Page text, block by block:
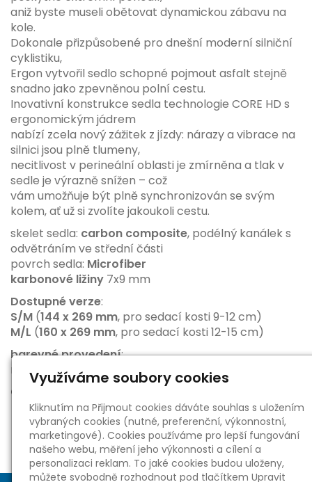
aniž byste museli obětovat dynamickou zábavu na
kole.
Dokonale přizpůsobené pro dnešní moderní silniční
cyklistiku,
Ergon vytvořil sedlo schopné pojmout asfalt stejně
snadno jako zpevněnou polní cestu.
Inovativní konstrukce sedla technologie CORE HD s
ergonomickým jádrem
nabízí zcela nový zážitek z jízdy: nárazy a vibrace na
silnici jsou plně tlumeny,
necitlivost v perineální oblasti je zmírněna a tlak v
sedle je výrazně snížen – což
vám umožňuje být plně synchronizován se svým
kolem, ať už si zvolíte jakoukoli cestu.
skelet sedla: carbon composite, podélný kanálek s
odvětráním ve střední části
povrch sedla: Microfiber
karbonové ližiny 7x9 mm
Dostupné verze:
S/M (144 x 269 mm, pro sedací kosti 9-12 cm)
M/L (160 x 269 mm, pro sedací kosti 12-15 cm)
barevné provedení:
matná černá (stealth)
Originální "zákaznické" balení
Využíváme soubory cookies
Kliknutím na Přijmout cookies dáváte souhlas s uložením
vybraných cookies (nutné, preferenční, výkonnostní,
marketingové). Cookies používáme pro lepší fungování
našeho webu, měření jeho výkonnosti a cílení a
personalizaci reklam. To jaké cookies budou uloženy,
můžete svobodně rozhodnout pod tlačítkem Upravit